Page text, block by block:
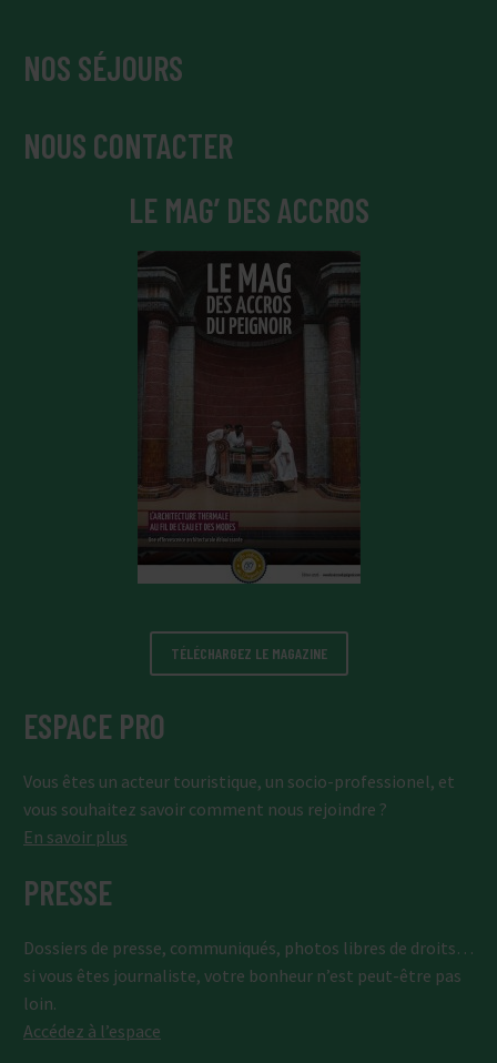
NOS SÉJOURS
NOUS CONTACTER
LE MAG’ DES ACCROS
TÉLÉCHARGEZ LE MAGAZINE
ESPACE PRO
Vous êtes un acteur touristique, un socio-professionel, et
vous souhaitez savoir comment nous rejoindre ?
En savoir plus
PRESSE
Dossiers de presse, communiqués, photos libres de droits…
si vous êtes journaliste, votre bonheur n’est peut-être pas
loin.
Accédez à l’espace